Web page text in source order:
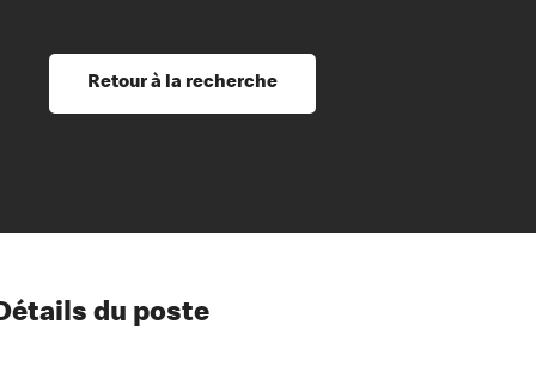
et perfectionnement
du savoir
à l’égard de nos employés
directeurs
Retour à la recherche
du poste